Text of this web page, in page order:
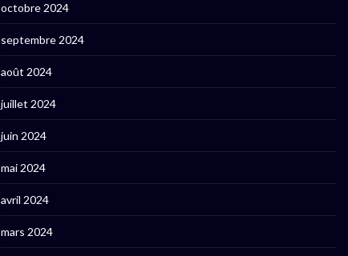
octobre 2024
septembre 2024
août 2024
juillet 2024
juin 2024
mai 2024
avril 2024
mars 2024